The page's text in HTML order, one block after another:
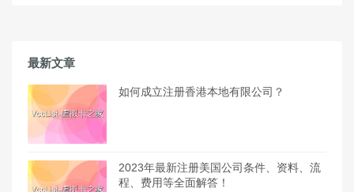
最新文章
如何成立注册香港本地有限公司？
2023年最新注册美国公司条件、资料、流
程、费用等全面解答！